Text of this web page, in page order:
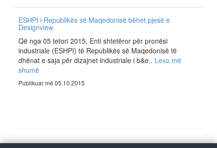
ESHPI i Republikës së Maqedonisë bëhet pjesë e
Designview
Që nga 05 tetori 2015, Enti shtetëror për pronësi
industriale (ESHPI) të Republikës së Maqedonisë të
dhënat e saja për dizajnet industriale i b&e.. Lexo më
shumë
Publikuar më 05.10.2015